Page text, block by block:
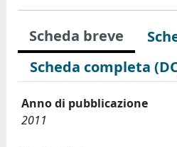
Scheda breve
Scheda completa
Anno di pubblicazione
2011